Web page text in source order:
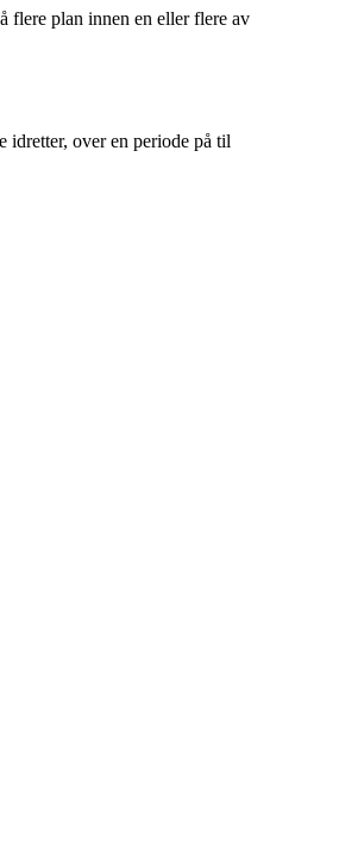
flere plan innen en eller flere av
idretter, over en periode på til